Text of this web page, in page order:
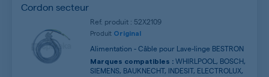
Cordon secteur
Ref. produit : 52X2109
Produit Original
Alimentation - Câble pour Lave-linge BESTRON
Marques compatibles : WHIRLPOOL, BOSCH,
SIEMENS, BAUKNECHT, INDESIT, ELECTROLUX,